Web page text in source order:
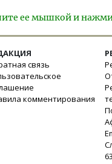
ее мышкой и
связь
комментирования